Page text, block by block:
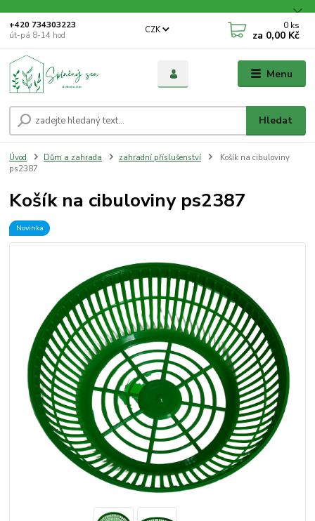
Menu
CZK
Hledat
+420 734303223
út-pá 8-14 hod
0 ks
za 0,00 Kč
Úvod Dům a zahrada zahradní příslušenství
Košík na cibuloviny
ps2387
Košík na cibuloviny ps2387
Novinka